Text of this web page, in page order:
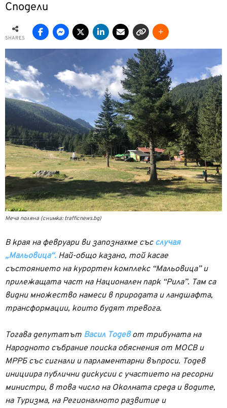
Сподели
SHARES
Меча поляна (снимка: trafficnews.bg)
В края на февруари ви запознахме със случая
„Мальовица“. Най-общо казано, той касае
състоянието на курортен комплекс “Мальовица” и
прилежащата част на Национален парк “Рила”. Там са
видни множество намеси в природата и ландшафта,
трансформации, които будят тревога.
Тогава депутатът Васил Тодевот трибуната на
Народното събрание поиска обяснения от МОСВ и
МРРБ със сигнали и парламентарни въпроси. Тодев
инициира публични дискусии с участието на ресорни
министри, в това число на Околната среда и водите,
на Туризма, на Регионалното развитие и